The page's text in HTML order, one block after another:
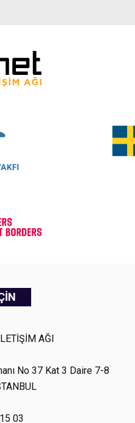
AĞI
No 37 Kat 3 Daire 7-8
03